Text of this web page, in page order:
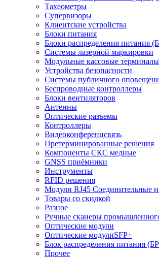
Тахеометры
Супервизоры
Клиентские устройства
Блоки питания
Блоки распределения питания
Системы лазерной маркировки
Модульные кассовые терминалы
Устройства безопасности
Системы публичного
Беспроводные контроллеры
Блоки вентиляторов
Антенны
Оптические разъемы
Контроллеры
Видеоконференцсвязь
Претерминированные решения
Компоненты СКС медные
GNSS приёмники
Инструменты
RFID решения
Модули RJ45 Соединительные
Товары со скидкой
Разное
Ручные сканеры
Оптические модули
Оптические модулиSFP+
Блок распределения питания
Прочее